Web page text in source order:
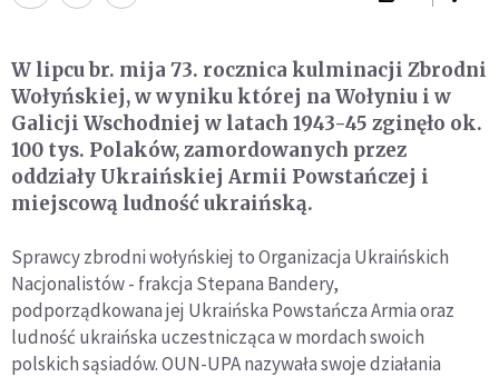
W lipcu br. mija 73. rocznica kulminacji Zbrodni
Wołyńskiej, w wyniku której na Wołyniu i w
Galicji Wschodniej w latach 1943-45 zginęło ok.
100 tys. Polaków, zamordowanych przez
oddziały Ukraińskiej Armii Powstańczej i
miejscową ludność ukraińską.
Sprawcy zbrodni wołyńskiej to Organizacja Ukraińskich
Nacjonalistów - frakcja Stepana Bandery,
podporządkowana jej Ukraińska Powstańcza Armia oraz
ludność ukraińska uczestnicząca w mordach swoich
polskich sąsiadów. OUN-UPA nazywała swoje działania